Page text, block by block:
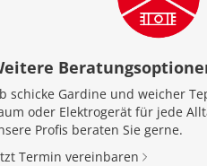
schicke Gardine und weicher
oder Elektrogerät für jede
Profis beraten Sie gerne.
Termin vereinbaren